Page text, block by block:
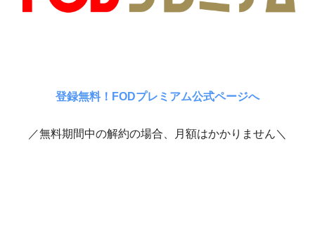
登録無料！FODプレミアム公式ページへ
／無料期間中の解約の場合、月額はかかりません＼